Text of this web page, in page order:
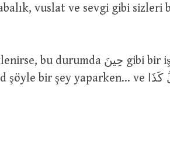
vuslat ve sevgi gibi sizleri